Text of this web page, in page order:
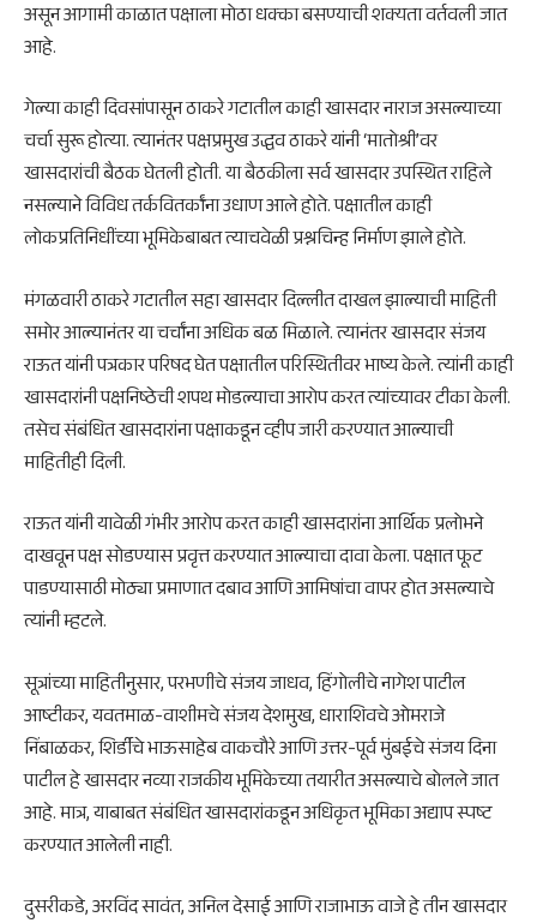
असून आगामी काळात पक्षाला मोठा धक्का बसण्याची शक्यता वर्तवली जात
आहे.
गेल्या काही दिवसांपासून ठाकरे गटातील काही खासदार नाराज असल्याच्या
चर्चा सुरू होत्या. त्यानंतर पक्षप्रमुख उद्धव ठाकरे यांनी ‘मातोश्री’वर
खासदारांची बैठक घेतली होती. या बैठकीला सर्व खासदार उपस्थित राहिले
नसल्याने विविध तर्कवितर्कांना उधाण आले होते. पक्षातील काही
लोकप्रतिनिधींच्या भूमिकेबाबत त्याचवेळी प्रश्नचिन्ह निर्माण झाले होते.
मंगळवारी ठाकरे गटातील सहा खासदार दिल्लीत दाखल झाल्याची माहिती
समोर आल्यानंतर या चर्चांना अधिक बळ मिळाले. त्यानंतर खासदार संजय
राऊत यांनी पत्रकार परिषद घेत पक्षातील परिस्थितीवर भाष्य केले. त्यांनी काही
खासदारांनी पक्षनिष्ठेची शपथ मोडल्याचा आरोप करत त्यांच्यावर टीका केली.
तसेच संबंधित खासदारांना पक्षाकडून व्हीप जारी करण्यात आल्याची
माहितीही दिली.
राऊत यांनी यावेळी गंभीर आरोप करत काही खासदारांना आर्थिक प्रलोभने
दाखवून पक्ष सोडण्यास प्रवृत्त करण्यात आल्याचा दावा केला. पक्षात फूट
पाडण्यासाठी मोठ्या प्रमाणात दबाव आणि आमिषांचा वापर होत असल्याचे
त्यांनी म्हटले.
सूत्रांच्या माहितीनुसार, परभणीचे संजय जाधव, हिंगोलीचे नागेश पाटील
आष्टीकर, यवतमाळ-वाशीमचे संजय देशमुख, धाराशिवचे ओमराजे
निंबाळकर, शिर्डीचे भाऊसाहेब वाकचौरे आणि उत्तर-पूर्व मुंबईचे संजय दिना
पाटील हे खासदार नव्या राजकीय भूमिकेच्या तयारीत असल्याचे बोलले जात
आहे. मात्र, याबाबत संबंधित खासदारांकडून अधिकृत भूमिका अद्याप स्पष्ट
करण्यात आलेली नाही.
दुसरीकडे, अरविंद सावंत, अनिल देसाई आणि राजाभाऊ वाजे हे तीन खासदार